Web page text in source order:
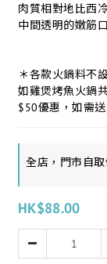
肉質相對地比西
中間透明的嫩筋
＊各款火鍋料不
如雞煲烤魚火鍋
$50優惠，如需
全店，門市自取
HK$88.00